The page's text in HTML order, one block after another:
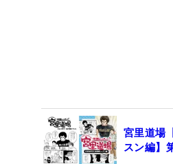
宮里道場
スン編】